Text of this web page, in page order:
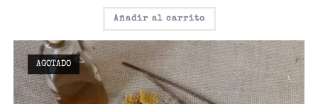
Añadir al carrito
AGOTADO